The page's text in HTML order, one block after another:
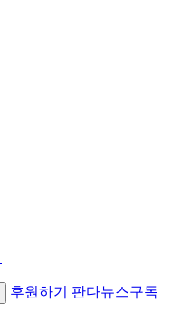
후원하기 판다뉴스구독